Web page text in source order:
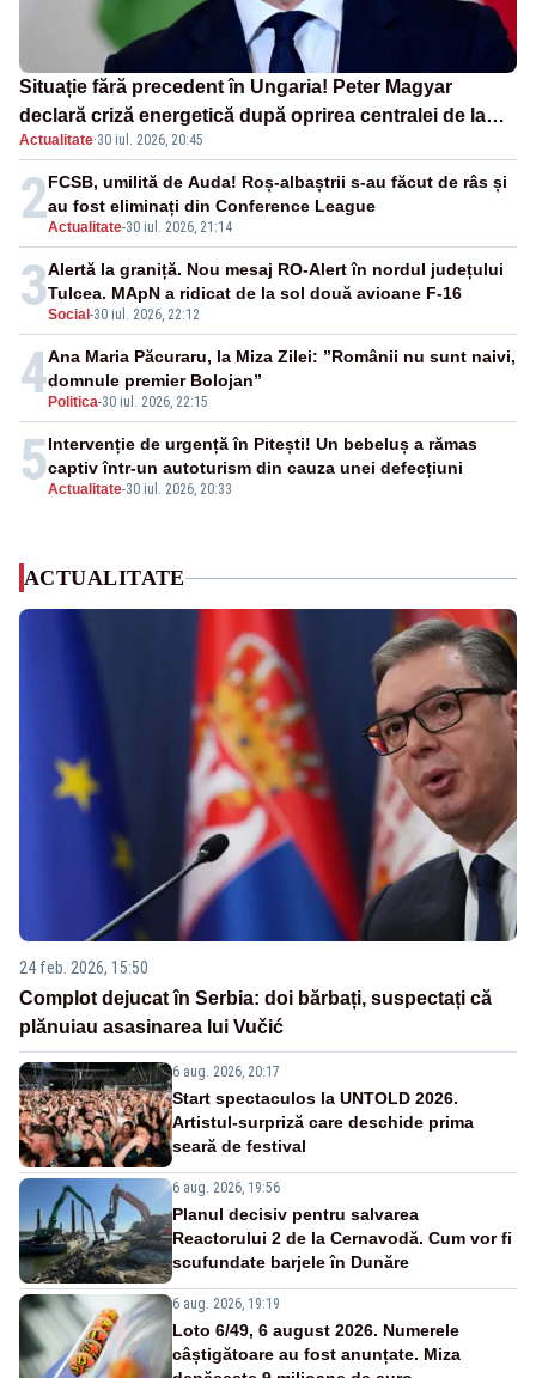
Situație fără precedent în Ungaria! Peter Magyar
declară criză energetică după oprirea centralei de la
Paks
Actualitate·30 iul. 2026, 20:45
2Actualitate-30 iul. 2026, 21:14
FCSB, umilită de Auda! Roș-albaștrii s-au făcut de râs și
au fost eliminați din Conference League
3Social -30 iul. 2026, 22:12
Alertă la graniță. Nou mesaj RO-Alert în nordul județului
Tulcea. MApN a ridicat de la sol două avioane F-16
4 Politica-30 iul. 2026, 22:15
Ana Maria Păcuraru, la Miza Zilei: ”Românii nu sunt naivi,
domnule premier Bolojan”
5Actualitate-30 iul. 2026, 20:33
Intervenție de urgență în Pitești! Un bebeluș a rămas
captiv într-un autoturism din cauza unei defecțiuni
ACTUALITATE
24 feb. 2026, 15:50
Complot dejucat în Serbia: doi bărbați, suspectați că
plănuiau asasinarea lui Vučić
6 aug. 2026, 20:17
Start spectaculos la UNTOLD 2026.
Artistul-surpriză care deschide prima
seară de festival
6 aug. 2026, 19:56
Planul decisiv pentru salvarea
Reactorului 2 de la Cernavodă. Cum vor fi
scufundate barjele în Dunăre
6 aug. 2026, 19:19
Loto 6/49, 6 august 2026. Numerele
câștigătoare au fost anunțate. Miza